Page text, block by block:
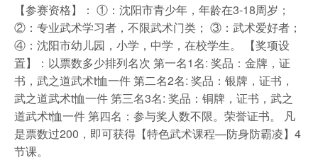
【参赛资格】： ①：沈阳市青少年，年龄在3-18周岁；
②：专业武术学习者，不限武术门类； ③：武术爱好者；
④：沈阳市幼儿园，小学，中学，在校学生。 【奖项设
置】：以票数多少排列名次 第一名1名: 奖品：金牌，证
书，武之道武术t恤一件 第二名2名: 奖品：银牌，证书，
武之道武术t恤一件 第三名3名: 奖品：铜牌，证书，武之
道武术t恤一件 第四名：参与奖人数不限。荣誉证书。 凡
是票数过200，即可获得【特色武术课程—防身防霸凌】4
节课。